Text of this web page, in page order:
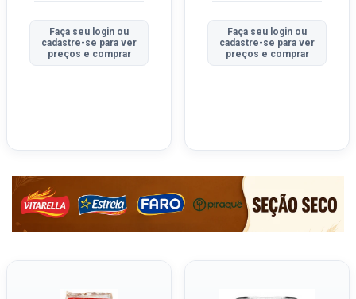
Faça seu login ou
cadastre-se para ver
preços e comprar
Faça seu login ou
cadastre-se para ver
preços e comprar